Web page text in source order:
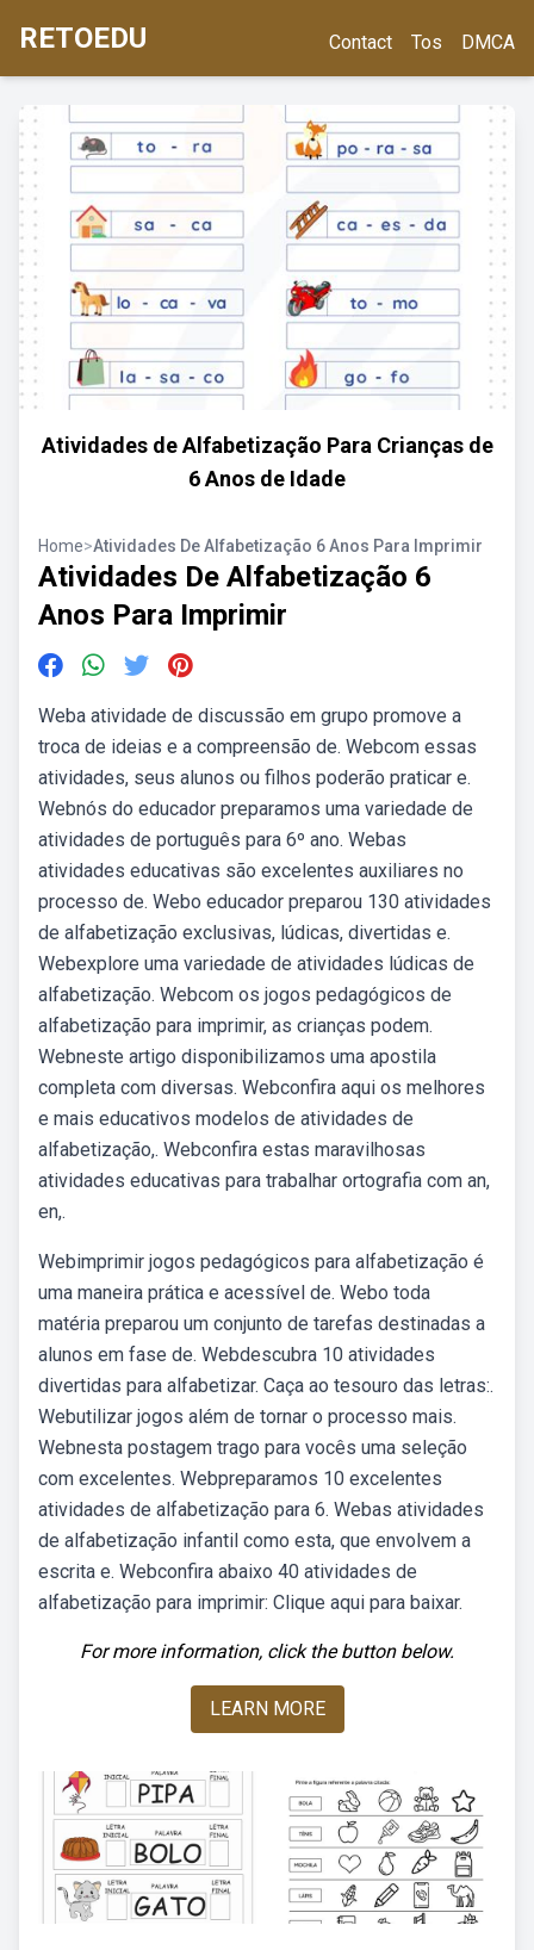
RETOEDU Contact Tos DMCA
Atividades de Alfabetização Para Crianças de
6 Anos de Idade
Home>Atividades De Alfabetização 6 Anos Para Imprimir
Atividades De Alfabetização 6
Anos Para Imprimir
Weba atividade de discussão em grupo promove a
troca de ideias e a compreensão de. Webcom essas
atividades, seus alunos ou filhos poderão praticar e.
Webnós do educador preparamos uma variedade de
atividades de português para 6º ano. Webas
atividades educativas são excelentes auxiliares no
processo de. Webo educador preparou 130 atividades
de alfabetização exclusivas, lúdicas, divertidas e.
Webexplore uma variedade de atividades lúdicas de
alfabetização. Webcom os jogos pedagógicos de
alfabetização para imprimir, as crianças podem.
Webneste artigo disponibilizamos uma apostila
completa com diversas. Webconfira aqui os melhores
e mais educativos modelos de atividades de
alfabetização,. Webconfira estas maravilhosas
atividades educativas para trabalhar ortografia com an,
en,.
Webimprimir jogos pedagógicos para alfabetização é
uma maneira prática e acessível de. Webo toda
matéria preparou um conjunto de tarefas destinadas a
alunos em fase de. Webdescubra 10 atividades
divertidas para alfabetizar. Caça ao tesouro das letras:.
Webutilizar jogos além de tornar o processo mais.
Webnesta postagem trago para vocês uma seleção
com excelentes. Webpreparamos 10 excelentes
atividades de alfabetização para 6. Webas atividades
de alfabetização infantil como esta, que envolvem a
escrita e. Webconfira abaixo 40 atividades de
alfabetização para imprimir: Clique aqui para baixar.
For more information, click the button below.
LEARN MORE